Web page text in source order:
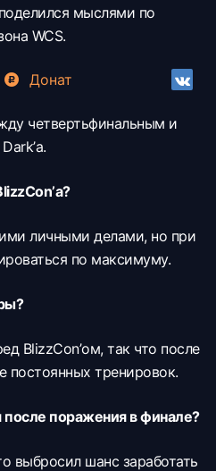
мыслями по
WCS.
Донат
четвертьфинальным и
личными делами, но при
по максимуму.
BlizzCon’ом, так что после
постоянных тренировок.
после поражения в финале?
выбросил шанс заработать